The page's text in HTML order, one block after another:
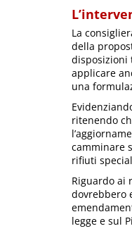
La
della
disposizioni
applicare
una
ritenendo
camminare
rifiuti
Riguardo ai
dovrebbero
legge e sul